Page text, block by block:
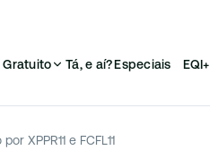
Gratuito Tá, e aí?Especiais EQI+
XPPR11 e FCFL11